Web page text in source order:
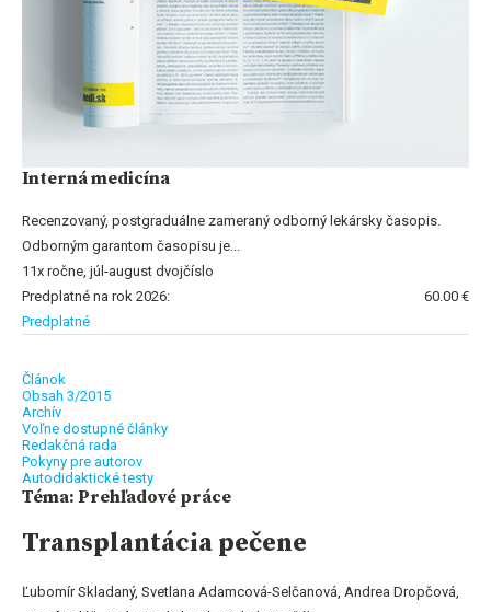
Interná medicína
Recenzovaný, postgraduálne zameraný odborný lekársky časopis.
Odborným garantom časopisu je...
11x ročne, júl-august dvojčíslo
Predplatné na rok 2026:
60.00 €
Predplatné
Článok
Obsah 3/2015
Archív
Voľne dostupné články
Redakčná rada
Pokyny pre autorov
Autodidaktické testy
Téma: Prehľadové práce
Transplantácia pečene
Ľubomír Skladaný, Svetlana Adamcová-Selčanová, Andrea Dropčová,